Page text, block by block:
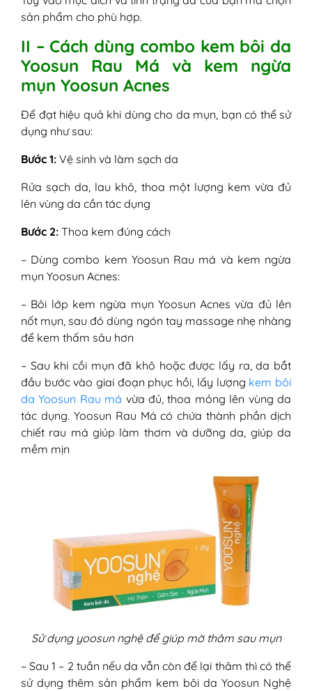
sản phẩm cho phù hợp.
II – Cách dùng combo kem bôi da
Yoosun Rau Má và kem ngừa
mụn Yoosun Acnes
Để đạt hiệu quả khi dùng cho da mụn, bạn có thể sử
dụng như sau:
Bước 1: Vệ sinh và làm sạch da
Rửa sạch da, lau khô, thoa một lượng kem vừa đủ
lên vùng da cần tác dụng
Bước 2: Thoa kem đúng cách
– Dùng combo kem Yoosun Rau má và kem ngừa
mụn Yoosun Acnes:
– Bôi lớp kem ngừa mụn Yoosun Acnes vừa đủ lên
nốt mụn, sau đó dùng ngón tay massage nhẹ nhàng
để kem thấm sâu hơn
– Sau khi cồi mụn đã khô hoặc được lấy ra, da bắt
đầu bước vào giai đoạn phục hồi, lấy lượng kem bôi
da Yoosun Rau má vừa đủ, thoa mỏng lên vùng da
tác dụng. Yoosun Rau Má có chứa thành phần dịch
chiết rau má giúp làm thơm và dưỡng da, giúp da
mềm mịn
Sử dụng yoosun nghệ để giúp mờ thâm sau mụn
– Sau 1 – 2 tuần nếu da vẫn còn để lại thâm thì có thể
sử dụng thêm sản phẩm kem bôi da Yoosun Nghệ